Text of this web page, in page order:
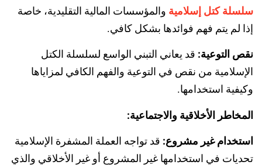
سلسلة كتل إسلامية والمؤسسات المالية التقليدية، خاصة
إذا لم يتم فهم فوائدها بشكل كافي.
نقص التوعية: قد يعاني التبني الواسع لسلسلة الكتل
الإسلامية من نقص في التوعية والفهم الكافي لمزاياها
وكيفية استخدامها.
المخاطر الأخلاقية والاجتماعية:
استخدام غير مشروع: قد تواجه العملة المشفرة الإسلامية
تحديات في استخدامها غير المشروع أو غير الأخلاقي والذي